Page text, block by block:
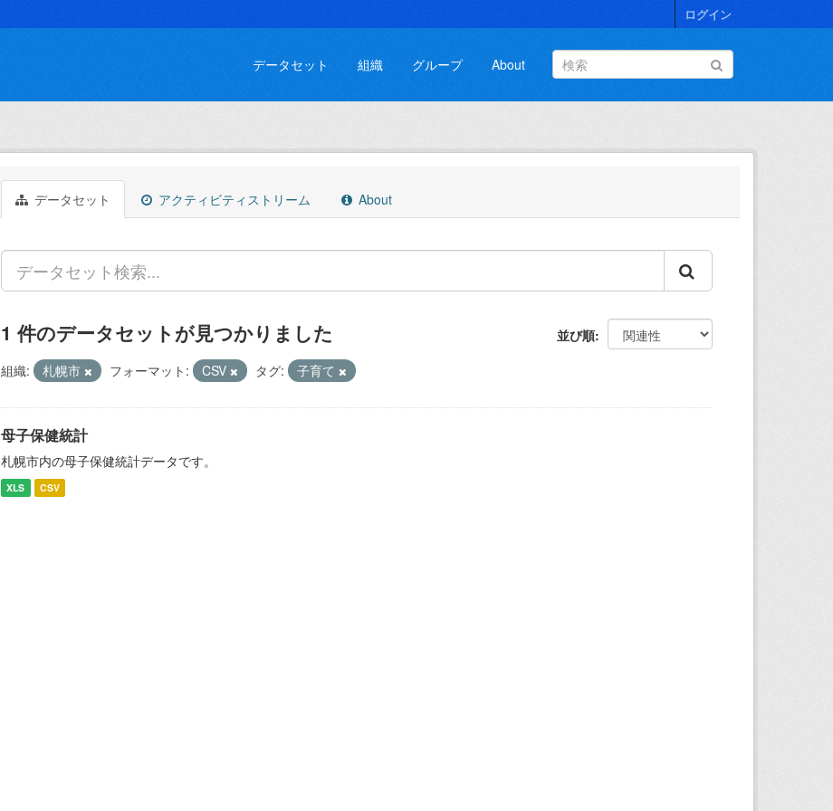
ログイン
データセット 組織 グループ About
データセット アクティビティストリーム About
並び順
1 件のデータセットが見つかりました
組織: 札幌市 フォーマット: CSV タグ: 子育て
母子保健統計
札幌市内の母子保健統計データです。
XLS CSV